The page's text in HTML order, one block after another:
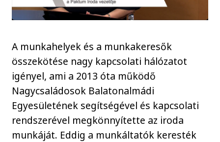
A munkahelyek és a munkakeresők
összekötése nagy kapcsolati hálózatot
igényel, ami a 2013 óta működő
Nagycsaládosok Balatonalmádi
Egyesületének segítségével és kapcsolati
rendszerével megkönnyítette az iroda
munkáját. Eddig a munkáltatók keresték